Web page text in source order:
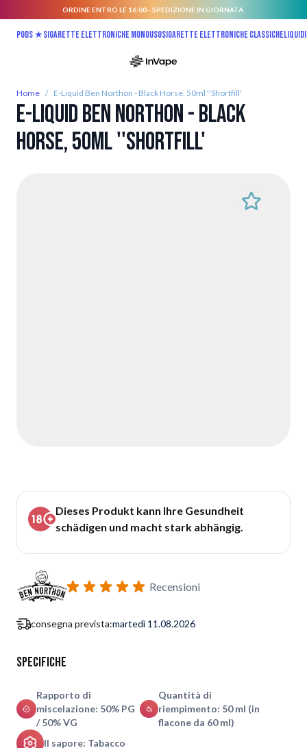
ORDINE ENTRO LE 16:00 - SPEDIZIONE IN GIORNATA.
Pods ★Sigarette elettroniche monousoSigarette elettroniche classiche
Home / E-Liquid Ben Northon - Black Horse, 50ml ''Shortfill'
E-Liquid Ben Northon - Black
Horse, 50ml ''Shortfill'
Dieses Produkt kann Ihre Gesundheit
schädigen und macht stark abhängig.
Recensioni
consegna prevista:martedì 11.08.2026
Specifiche
Rapporto di
miscelazione: 50% PG
/ 50% VG
Quantità di
riempimento: 50 ml (in
flacone da 60 ml)
Il sapore: Tabacco